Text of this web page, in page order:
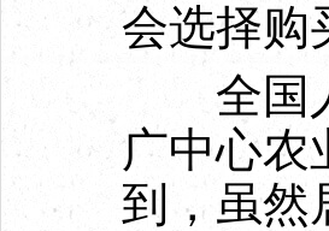
会选择购
全国人
广中心农
到，虽然